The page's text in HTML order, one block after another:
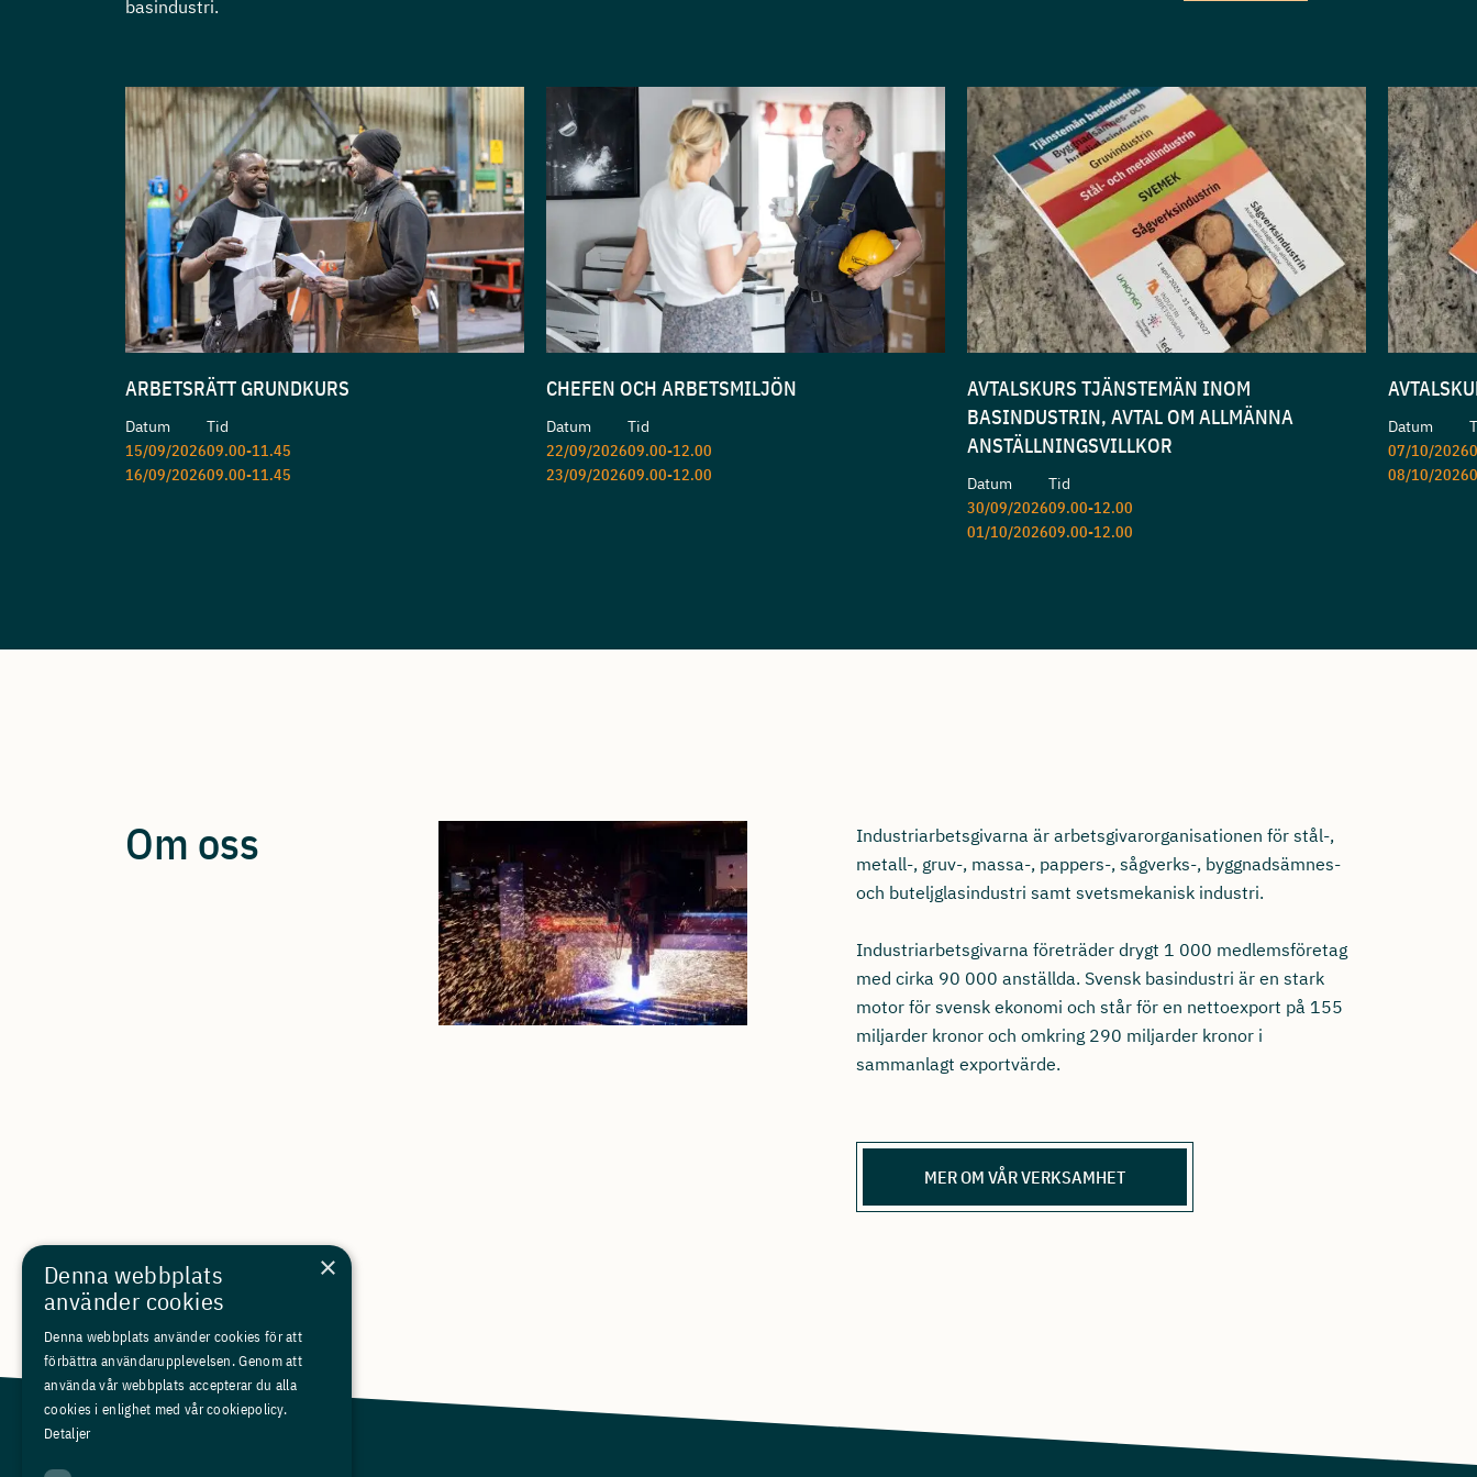
basindustri.
ARBETSRÄTT GRUNDKURS
Datum
15/09/2026
16/09/2026
Tid
09.00-11.45
09.00-11.45
CHEFEN OCH ARBETSMILJÖN
Datum
22/09/2026
23/09/2026
Tid
09.00-12.00
09.00-12.00
AVTALSKURS TJÄNSTEMÄN INOM
BASINDUSTRIN, AVTAL OM ALLMÄNNA
ANSTÄLLNINGSVILLKOR
Datum
30/09/2026
01/10/2026
Tid
09.00-12.00
09.00-12.00
Datum
07/10/2026
08/10/2026
Om oss
Industriarbetsgivarna är arbetsgivarorganisationen för stål-,
metall-, gruv-, massa-, pappers-, sågverks-, byggnadsämnes-
och buteljglasindustri samt svetsmekanisk industri.
Industriarbetsgivarna företräder drygt 1 000 medlemsföretag
med cirka 90 000 anställda. Svensk basindustri är en stark
motor för svensk ekonomi och står för en nettoexport på 155
miljarder kronor och omkring 290 miljarder kronor i
sammanlagt exportvärde.
MER OM VÅR VERKSAMHET
×
Denna webbplats
använder cookies
Denna webbplats använder cookies för att
förbättra användarupplevelsen. Genom att
använda vår webbplats accepterar du alla
cookies i enlighet med vår cookiepolicy.
Detaljer